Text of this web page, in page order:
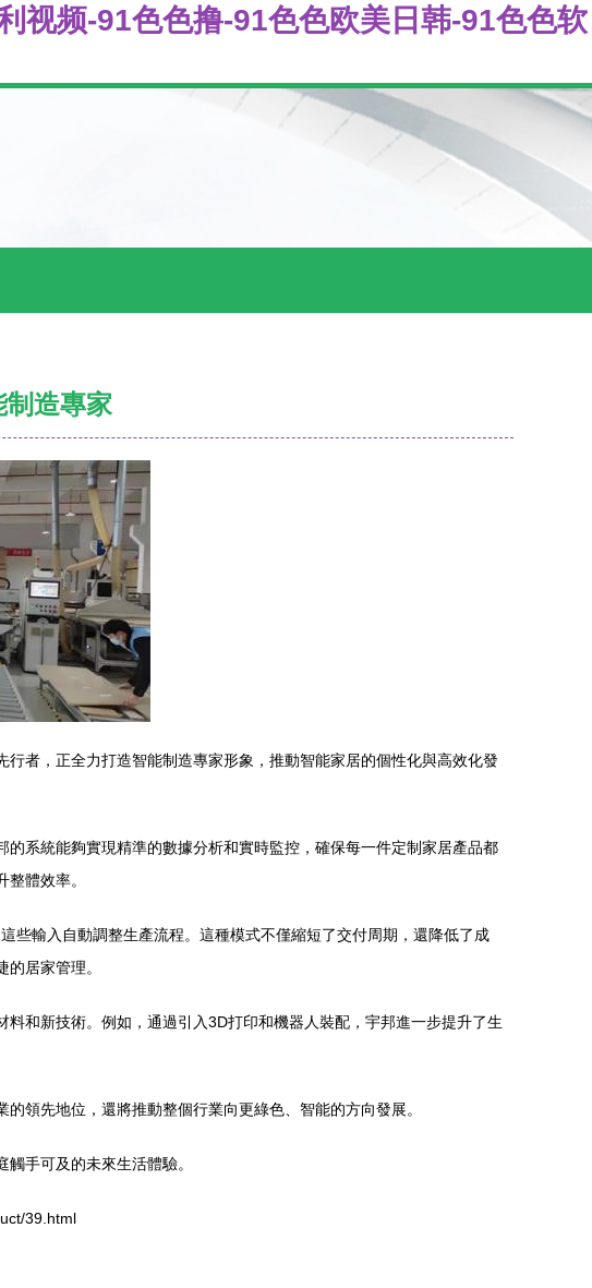
视频-91色色撸-91色色欧美日韩-91色色软
造專家
者，正全力打造智能制造專家形象，推動智能家居的個性化與高效化發
系統能夠實現精準的數據分析和實時監控，確保每一件定制家居產品都
體效率。
些輸入自動調整生產流程。這種模式不僅縮短了交付周期，還降低了成
居家管理。
和新技術。例如，通過引入3D打印和機器人裝配，宇邦進一步提升了生
領先地位，還將推動整個行業向更綠色、智能的方向發展。
手可及的未來生活體驗。
39.html